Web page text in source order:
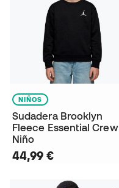
NIÑOS
Sudadera Brooklyn
Fleece Essential Crew
Niño
44,99 €